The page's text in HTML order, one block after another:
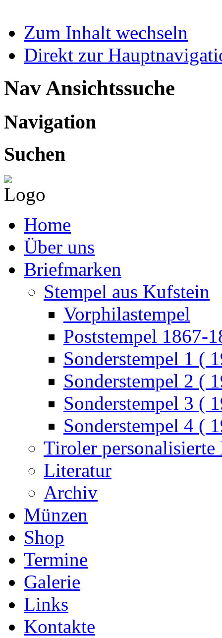
Zum Inhalt wechseln
Direkt zur
Nav Ansichtssuche
Navigation
Suchen
Home
Über uns
Briefmarken
Stempel aus Kufstein
Vorphilastempel
Poststempel 1867-
Sonderstempel 1 (
Sonderstempel 2 (
Sonderstempel 3 (
Sonderstempel 4 (
Tiroler
Literatur
Archiv
Münzen
Shop
Termine
Galerie
Links
Kontakte